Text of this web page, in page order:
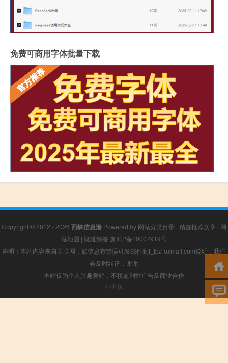
免费可商用字体批量下载
Copyright © 2012 - 2026 西峡信息港 Powered by 网站分类目录 | 精选推荐文章 | 网
站地图 | 疑难解答 豫ICP备10007919号
声明：本站内容来自互联网，如信息有错误可发邮件到f_fb#foxmail.com说明，我们
会及时纠正，谢谢
本站仅为个人兴趣爱好，不接盈利性广告及商业合作
小男孩